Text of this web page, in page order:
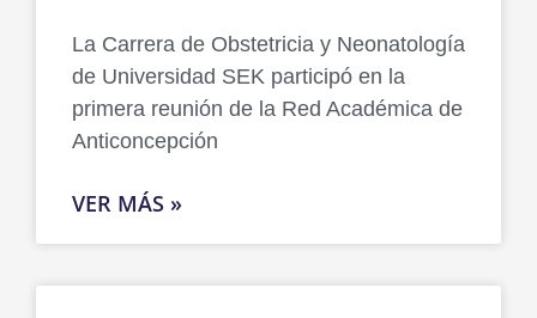
La Carrera de Obstetricia y Neonatología
de Universidad SEK participó en la
primera reunión de la Red Académica de
Anticoncepción
VER MÁS »